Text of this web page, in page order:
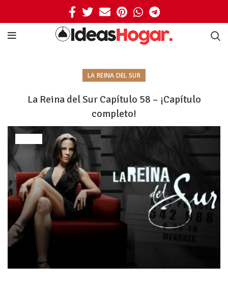
LA REINA DEL SUR
La Reina del Sur Capítulo 58 – ¡Capítulo
completo!